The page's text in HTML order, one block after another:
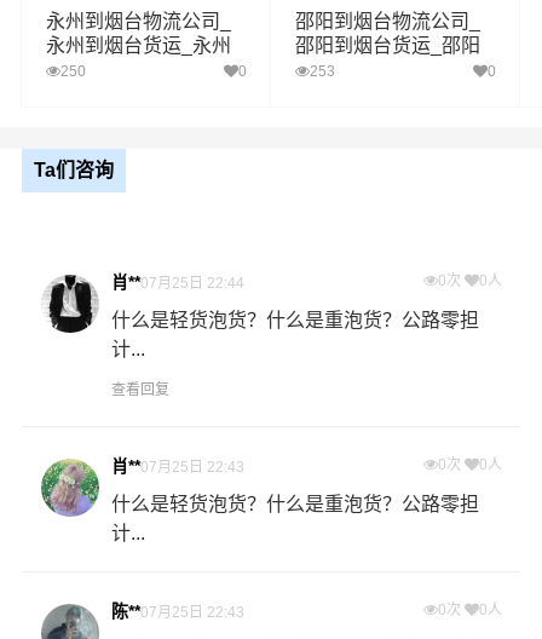
州,招远,栖霞,海阳
1、以上常德至烟台物流运费仅为站到站报价(不含取货送货
物流费用总报价=常德提货费用+专线运输费用+烟台送货上
门费用。
怎么计算专线运输费用？
货，根据货物性质确定单价。
什么是提货费用（也称接货费、取货费、上门提货费）？
的环节，要确认件数、重量、体积、包装、收货信息等物
永州到烟台物流公司_
永州到烟台货运_永州
至烟台物流专线
250 0
邵阳到烟台物流公司_
邵阳到烟台货运_邵阳
至烟台物流专线
253 0
Ta们咨询
肖**07月25日 22:44 0次 0人
什么是轻货泡货？什么是重泡货？公路零担
计...
查看回复
肖**07月25日 22:43 0次 0人
什么是轻货泡货？什么是重泡货？公路零担
计...
陈**07月25日 22:43 0次 0人